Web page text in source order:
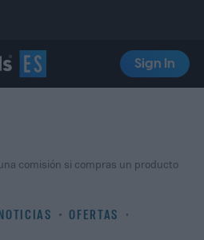
Sign In
OFERTAS
comisión si compras un producto